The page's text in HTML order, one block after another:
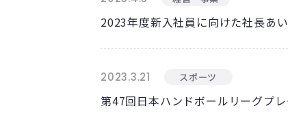
2023年度新入社員に向けた社長あい
2023.3.21 スポーツ
第47回日本ハンドボールリーグプ